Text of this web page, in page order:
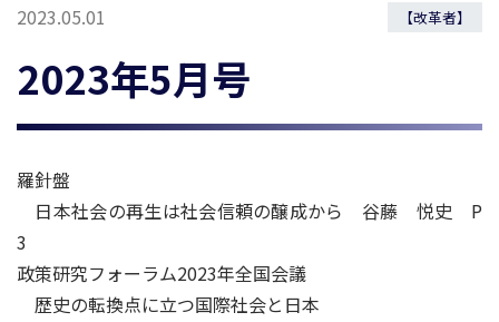
2023.05.01 【改革者】
2023年5月号
羅針盤
日本社会の再生は社会信頼の醸成から 谷藤 悦史 P
3
政策研究フォーラム2023年全国会議
歴史の転換点に立つ国際社会と日本